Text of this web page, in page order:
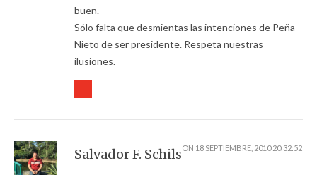
buen.
Sólo falta que desmientas las intenciones de Peña
Nieto de ser presidente. Respeta nuestras
ilusiones.
Salvador F. SchilsON 18 SEPTIEMBRE, 2010 20:32:52